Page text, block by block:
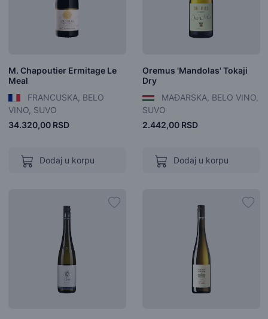
M. Chapoutier Ermitage Le
Meal
FRANCUSKA, BELO
VINO, SUVO
34.320,00 RSD
Dodaj u korpu
Oremus 'Mandolas' Tokaji
Dry
MAĐARSKA, BELO VINO,
SUVO
2.442,00 RSD
Dodaj u korpu